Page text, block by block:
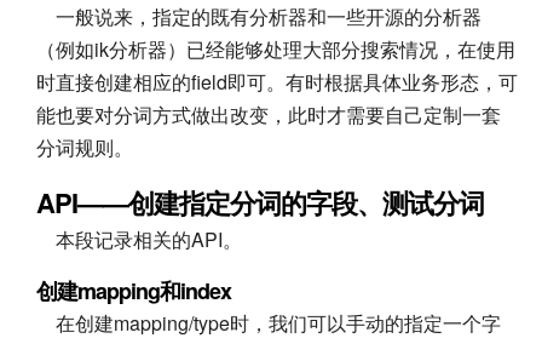
一般说来，指定的既有分析器和一些开源的分析器
（例如ik分析器）已经能够处理大部分搜索情况，在使用
时直接创建相应的field即可。有时根据具体业务形态，可
能也要对分词方式做出改变，此时才需要自己定制一套
分词规则。
API——创建指定分词的字段、测试分词
本段记录相关的API。
创建mapping和index
在创建mapping/type时，我们可以手动的指定一个字